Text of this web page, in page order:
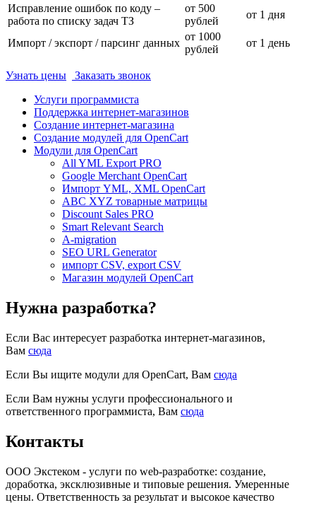
Исправление ошибок по коду –
работа по списку задач ТЗ
от 500
рублей
от 1 дня
Импорт / экспорт / парсинг данных
от 1000
рублей
от 1 день
Узнать цены
Заказать звонок
Услуги программиста
Поддержка интернет-магазинов
Создание интернет-магазина
Создание модулей для OpenCart
Модули для OpenCart
All YML Export PRO
Google Merchant OpenCart
Импорт YML, XML OpenCart
ABC XYZ товарные матрицы
Discount Sales PRO
Smart Relevant Search
A-migration
SEO URL Generator
импорт CSV, export CSV
Магазин модулей OpenCart
Нужна разработка?
Если Вас интересует разработка интернет-магазинов,
Вам сюда
Если Вы ищите модули для OpenCart, Вам сюда
Если Вам нужны услуги профессионального и
ответственного программиста, Вам сюда
Контакты
ООО Экстеком - услуги по web-разработке: создание,
доработка, эксклюзивные и типовые решения. Умеренные
цены. Ответственность за результат и высокое качество